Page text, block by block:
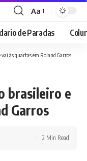
Font
Resizer
Aa
de Paradas
às quartas em Roland Garros
brasileiro e
Garros
2 Min Read